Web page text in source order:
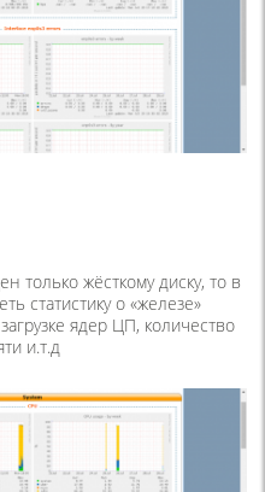
только жёсткому диску, то в
статистику о «железе»
ядер ЦП, количество
и.т.д